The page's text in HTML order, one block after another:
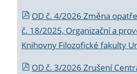
OD č. 4/2026 Změna
č. 18/2025, Organizační a
Knihovny Filozofické fakulty
OD č. 3/2026 Zrušení